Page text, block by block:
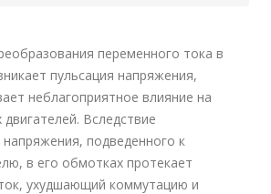
переменного тока в
пульсация напряжения,
неблагоприятное влияние на
Вследствие
подведенного к
в его обмотках протекает
ухудшающий коммутацию и